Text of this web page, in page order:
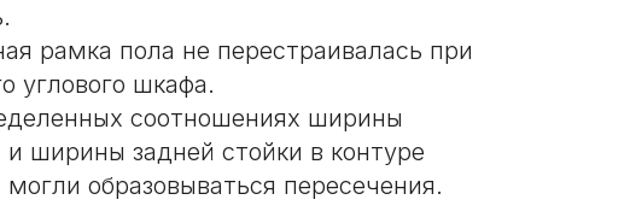
рамка пола не перестраивалась при
углового шкафа.
соотношениях ширины
и ширины задней стойки в контуре
образовываться пересечения.